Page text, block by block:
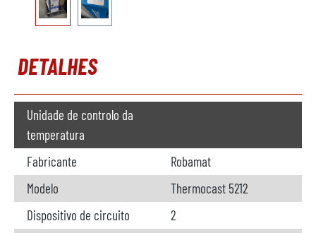
DETALHES
Unidade de controlo da
temperatura
Fabricante
Robamat
Modelo
Thermocast 5212
Dispositivo de circuito
2